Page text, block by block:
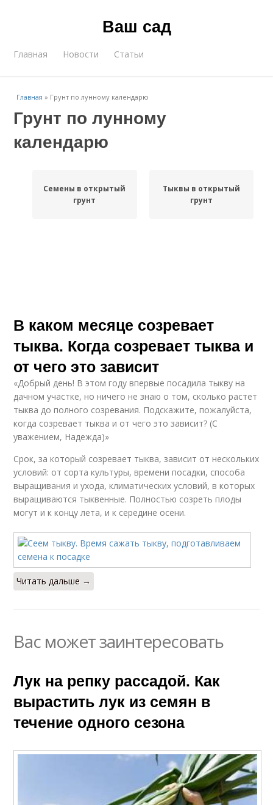
Ваш сад
Главная Новости Статьи
Главная » Грунт по лунному календарю
Грунт по лунному
календарю
Семены в открытый
грунт
Тыквы в открытый
грунт
В каком месяце созревает
тыква. Когда созревает тыква и
от чего это зависит
«Добрый день! В этом году впервые посадила тыкву на
дачном участке, но ничего не знаю о том, сколько растет
тыква до полного созревания. Подскажите, пожалуйста,
когда созревает тыква и от чего это зависит? (С
уважением, Надежда)»
Срок, за который созревает тыква, зависит от нескольких
условий: от сорта культуры, времени посадки, способа
выращивания и ухода, климатических условий, в которых
выращиваются тыквенные. Полностью созреть плоды
могут и к концу лета, и к середине осени.
Читать дальше →
Вас может заинтересовать
Лук на репку рассадой. Как
вырастить лук из семян в
течение одного сезона